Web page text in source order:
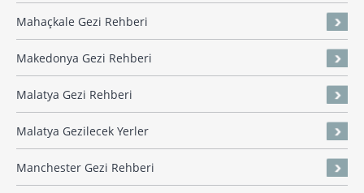
Mahaçkale Gezi Rehberi
Makedonya Gezi Rehberi
Malatya Gezi Rehberi
Malatya Gezilecek Yerler
Manchester Gezi Rehberi